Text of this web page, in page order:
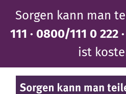
Inhalt
Sorgen kann man
111 · 0800/111 0 222
ist